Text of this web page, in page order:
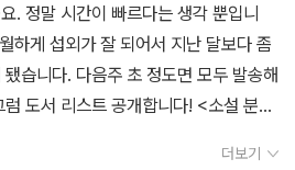
박해 들어간다. '김수영이 사랑에 대해
견되지 않는다. <거미>는 아마도 김수
인 시에 속하게 될지 모른다. 그러나 그
하면 김수영에게 가장 깊고 내밀한 세
라 자신을 심도있게 들여다볼 수 있는
저자의 다양한 사례연구까지 책은 마
돌리지 못하게 만든다.<에세이 분야>
한 통증에 빠진 사랑) 난해한 문제와
. 정말 시간이 빠르다는 생각 뿐입니
하게 섭외가 잘 되어서 지난 달보다 좀
습니다. 다음주 초 정도면 모두 발송해
도서 리스트 공개합니다! <소설 분야
더보기